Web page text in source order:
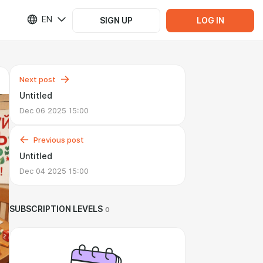
EN SIGN UP LOG IN
Next post
Untitled
Dec 06 2025 15:00
Previous post
Untitled
Dec 04 2025 15:00
SUBSCRIPTION LEVELS 0